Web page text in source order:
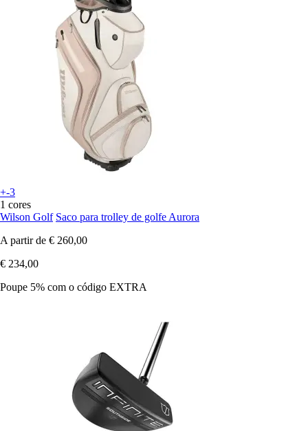
+-3
1 cores
Wilson Golf Saco para trolley de golfe Aurora
A partir de € 260,00
€ 234,00
Poupe 5% com o código EXTRA